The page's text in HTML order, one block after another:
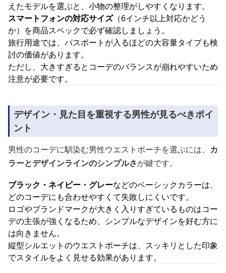
えたモデルを選ぶと、小物の整理がしやすくなります。
スマートフォンの対応サイズ（6インチ以上対応かどう
か）を商品スペックで必ず確認しましょう。
旅行用途では、パスポートが入るほどの大容量タイプも検
討の価値があります。
ただし、大きすぎるとコーデのバランスが崩れやすいため
注意が必要です。
デザイン・見た目を重視する男性が見るべきポイ
ント
男性のコーデに馴染む男性ウエストポーチを選ぶには、 カ
ラーとデザインラインのシンプルさが鍵です。
ブラック・ネイビー・グレーなどのベーシックカラーは、
どのコーデにも合わせやすくて失敗しにくいです。
ロゴやブランドマークが大きく入りすぎているものはコー
デの主張が強くなるため、シンプルなデザインを好む方に
は向きません。
縦型シルエットのウエストポーチは、スッキリとした印象
でスタイルをよく見せる効果があります。